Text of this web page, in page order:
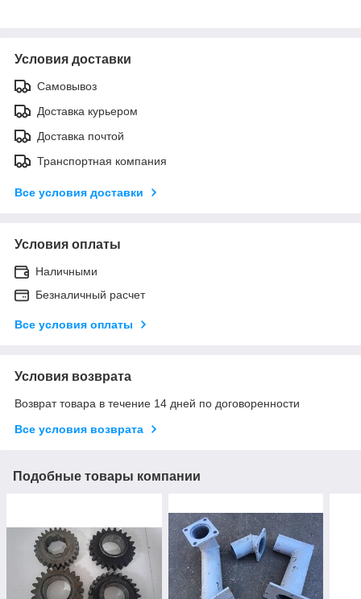
Условия доставки
Самовывоз
Доставка курьером
Доставка почтой
Транспортная компания
Все условия доставки
Условия оплаты
Наличными
Безналичный расчет
Все условия оплаты
Условия возврата
Возврат товара в течение 14 дней по договоренности
Все условия возврата
Подобные товары компании